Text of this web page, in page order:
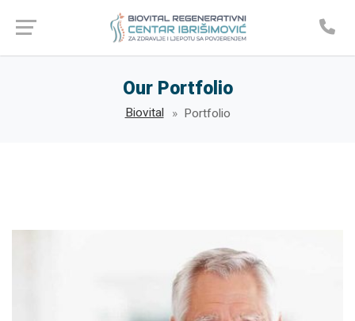
Our Portfolio
Biovital Portfolio